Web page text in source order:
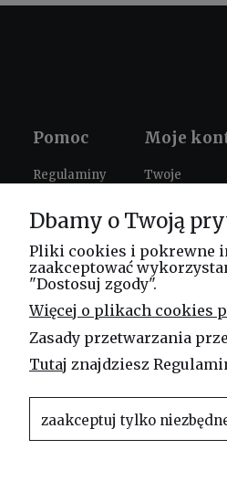
Pomoc
Regulaminy
plików cookies
Zwroty i
reklamacje
FAQ
Moje
Twoje
Ustawienia
Dbamy o Twoją
Pliki cookies i pokrewne
zaakceptować
"Dostosuj zgody".
Więcej o plikach cookies
Zasady przetwarzania
Tutaj znajdziesz
zaakceptuj tylko